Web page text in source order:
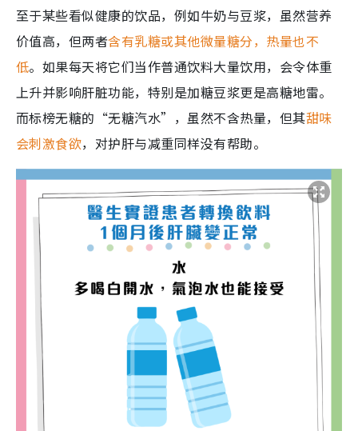
至于某些看似健康的饮品，例如牛奶与豆浆，虽然营养
价值高，但两者含有乳糖或其他微量糖分，热量也不
低。如果每天将它们当作普通饮料大量饮用，会令体重
上升并影响肝脏功能，特别是加糖豆浆更是高糖地雷。
而标榜无糖的“无糖汽水”，虽然不含热量，但其甜味
会刺激食欲，对护肝与减重同样没有帮助。